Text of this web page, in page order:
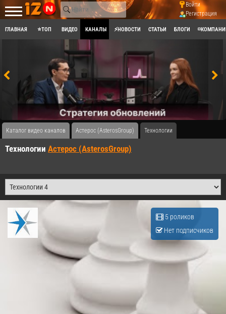
Войти
Регистрация
ГЛАВНАЯ ⭐ТОП ВИДЕО КАНАЛЫ ⚡НОВОСТИ СТАТЬИ БЛОГИ
Каталог видео каналов Астерос (AsterosGroup) Технологии
Технологии Астерос (AsterosGroup)
5 роликов
Нет подписчиков